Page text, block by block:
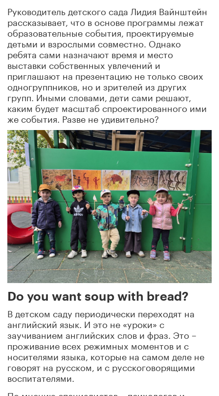
Руководитель детского сада Лидия Вайнштейн
рассказывает, что в основе программы лежат
образовательные события, проектируемые
детьми и взрослыми совместно. Однако
ребята сами назначают время и место
выставки собственных увлечений и
приглашают на презентацию не только своих
одногруппников, но и зрителей из других
групп. Иными словами, дети сами решают,
каким будет масштаб спроектированного ими
же события. Разве не удивительно?
Do you want soup with bread?
В детском саду периодически переходят на
английский язык. И это не «уроки» с
заучиванием английских слов и фраз. Это –
проживание всех режимных моментов и с
носителями языка, которые на самом деле не
говорят на русском, и с русскоговорящими
воспитателями.